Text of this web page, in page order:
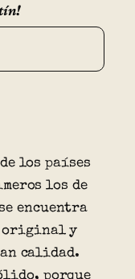
los países
los de
encuentra
original y
calidad.
porque